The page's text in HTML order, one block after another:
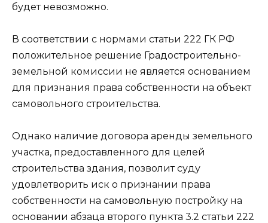
будет невозможно.
В соответствии с нормами статьи 222 ГК РФ
положительное решение Градостроительно-
земельной комиссии не является основанием
для признания права собственности на объект
самовольного строительства.
Однако наличие договора аренды земельного
участка, предоставленного для целей
строительства здания, позволит суду
удовлетворить иск о признании права
собственности на самовольную постройку на
основании абзаца второго пункта 3.2 статьи 222